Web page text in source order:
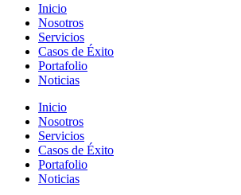
Inicio
Nosotros
Servicios
Casos de Éxito
Portafolio
Noticias
Inicio
Nosotros
Servicios
Casos de Éxito
Portafolio
Noticias